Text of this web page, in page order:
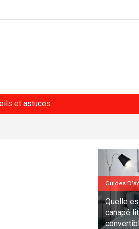
et astuces
Guides
Quelle
canapé